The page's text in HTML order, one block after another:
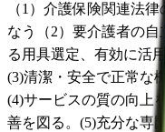
（1）介護保険関連法
なう（2）要介護者の
る用具選定、有効に活
(3)清潔・安全で正常な
(4)サービスの質の向上
善を図る。(5)充分な専